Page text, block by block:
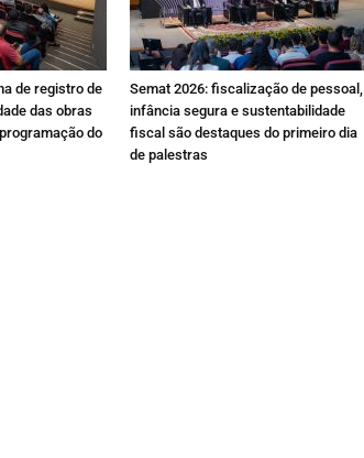
de registro de
das obras
do
Semat 2026: fiscalização de pessoal,
infância segura e sustentabilidade
fiscal são destaques do primeiro dia
de palestras